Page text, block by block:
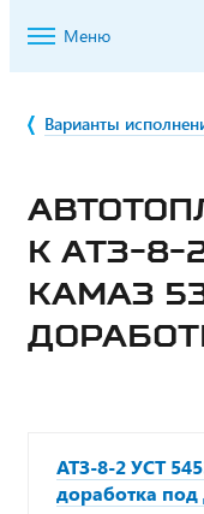
Меню
Варианты
К АТЗ-8-
КАМАЗ
АТЗ-8-2 УСТ
доработка